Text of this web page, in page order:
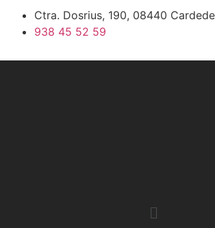
Ctra. Dosrius, 190, 08440
938 45 52 59